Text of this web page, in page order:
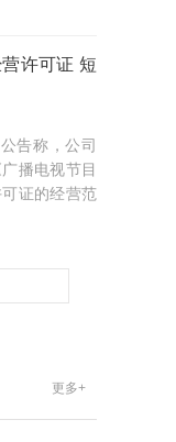
许可证 短
告称，公司
播电视节目
证的经营范
更多+